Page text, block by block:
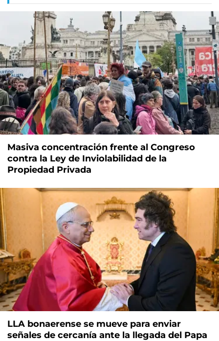
Masiva concentración frente al Congreso
contra la Ley de Inviolabilidad de la
Propiedad Privada
LLA bonaerense se mueve para enviar
señales de cercanía ante la llegada del Papa